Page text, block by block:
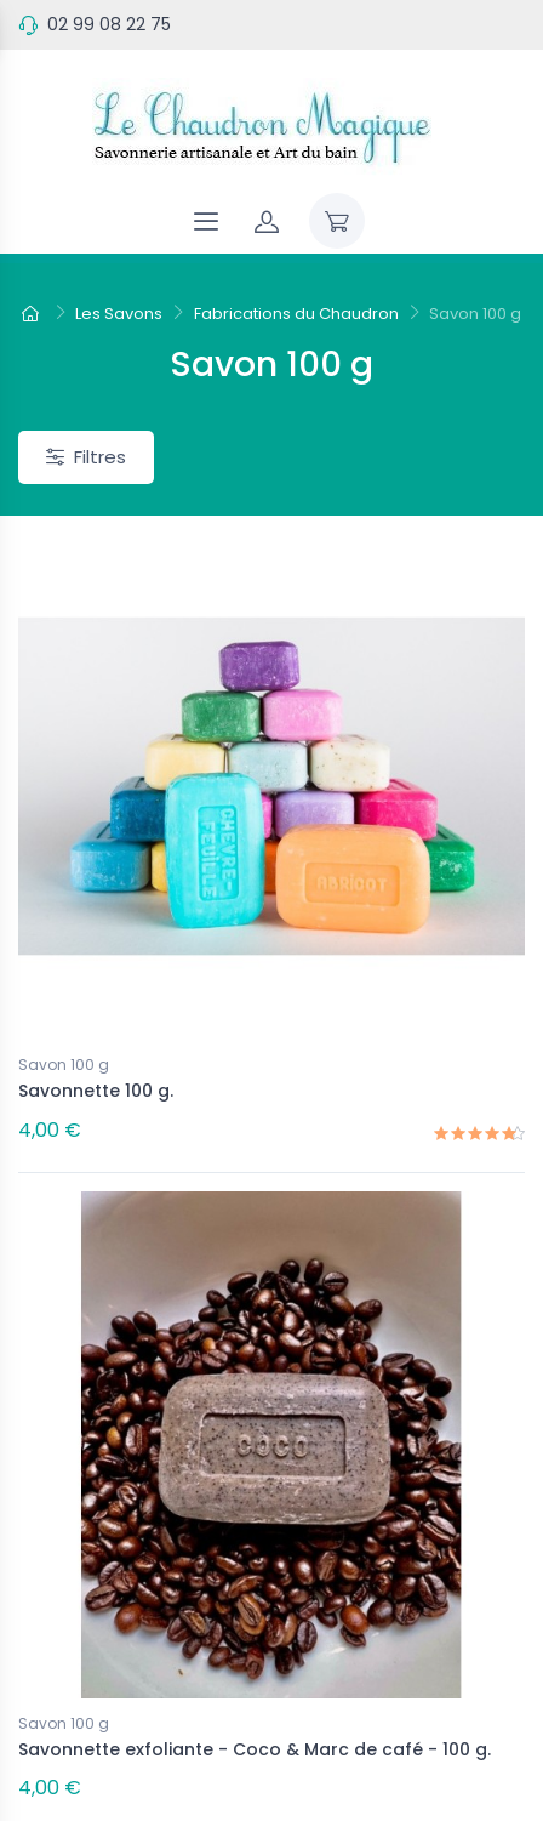
02 99 08 22 75
Les Savons Fabrications du Chaudron Savon 100 g
Savon 100 g
Nouveau
Filtres
Savon 100 g
Savonnette 100 g.
4,00 €
Savon 100 g
Savonnette exfoliante - Coco & Marc de café - 100 g.
4,00 €